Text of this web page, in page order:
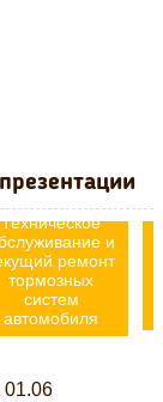
Техническое
и
ремонт
тормозных
систем
автомобиля